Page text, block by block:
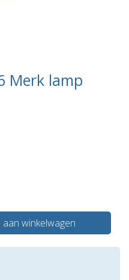
Merk lamp
winkelwagen